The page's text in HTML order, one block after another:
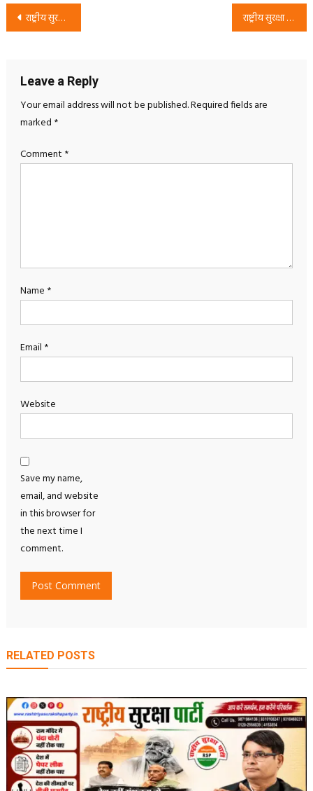
Post
राष्ट्रीय सुरक्षा पार्टी (RSP) का परिवर्तन अभियान | सुशासन, पारदर्शिता और जनहित का संकल्प Indian Politics. राष्ट्रीय सुरक्षा पार्टी का बिहार अभियान: “बिहार में गरीबों का हिसाब लिया जाएगा” का संदेश Rsp Bihar
Leave a Reply
Your email address will not be published.Required fields are
marked *
Comment *
Name *
Email *
Website
Save my name,
email, and website
in this browser for
the next time I
comment.
RELATED POSTS